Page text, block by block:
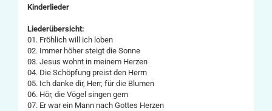
Kinderlieder
Liederübersicht:
01. Fröhlich will ich loben
02. Immer höher steigt die Sonne
03. Jesus wohnt in meinem Herzen
04. Die Schöpfung preist den Herrn
05. Ich danke dir, Herr, für die Blumen
06. Hör, die Vögel singen gern
07. Er war ein Mann nach Gottes Herzen